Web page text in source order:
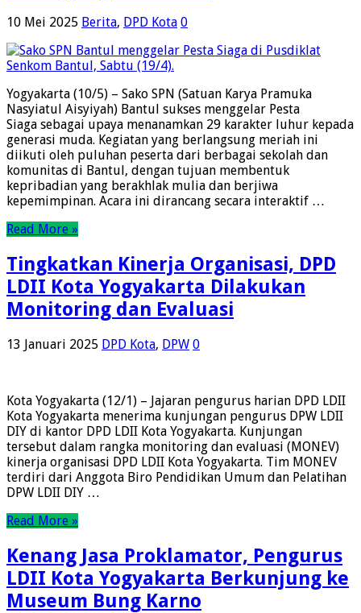
10 Mei 2025 Berita, DPD Kota 0
Yogyakarta (10/5) – Sako SPN (Satuan Karya Pramuka
Nasyiatul Aisyiyah) Bantul sukses menggelar Pesta
Siaga sebagai upaya menanamkan 29 karakter luhur kepada
generasi muda. Kegiatan yang berlangsung meriah ini
diikuti oleh puluhan peserta dari berbagai sekolah dan
komunitas di Bantul, dengan tujuan membentuk
kepribadian yang berakhlak mulia dan berjiwa
kepemimpinan. Acara ini dirancang secara interaktif …
Read More »
Tingkatkan Kinerja Organisasi, DPD
LDII Kota Yogyakarta Dilakukan
Monitoring dan Evaluasi
13 Januari 2025 DPD Kota, DPW 0
Kota Yogyakarta (12/1) – Jajaran pengurus harian DPD LDII
Kota Yogyakarta menerima kunjungan pengurus DPW LDII
DIY di kantor DPD LDII Kota Yogyakarta. Kunjungan
tersebut dalam rangka monitoring dan evaluasi (MONEV)
kinerja organisasi DPD LDII Kota Yogyakarta. Tim MONEV
terdiri dari Anggota Biro Pendidikan Umum dan Pelatihan
DPW LDII DIY …
Read More »
Kenang Jasa Proklamator, Pengurus
LDII Kota Yogyakarta Berkunjung ke
Museum Bung Karno